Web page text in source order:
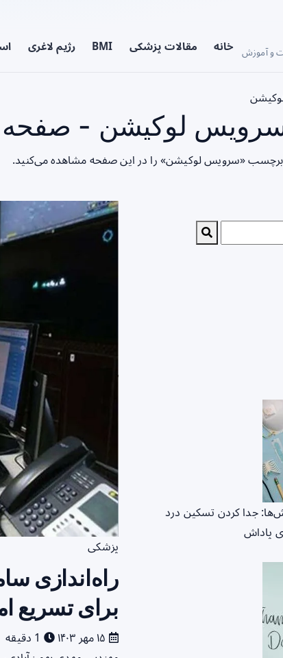
و آموزش خانه مقالات پزشکی BMI رژیم لاغری
لوکیشن - صفحه 1
برچسب «سرویس لوکیشن» را در این صفحه مشاهده می‌کنید.
پزشکی
برای تسریع
جدا کردن تسکین درد
پاداش